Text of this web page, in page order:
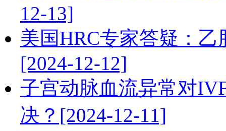
12-13]
美国HRC专家答疑：
[2024-12-12]
子宫动脉血流异常对
决？[2024-12-11]